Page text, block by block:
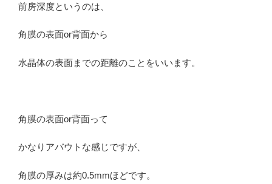
前房深度というのは、
角膜の表面or背面から
水晶体の表面までの距離のことをいいます。
角膜の表面or背面って
かなりアバウトな感じですが、
角膜の厚みは約0.5mmほどです。